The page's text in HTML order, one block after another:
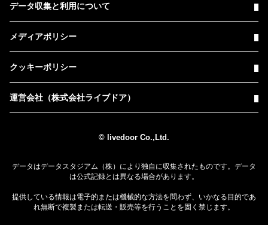
データ収集と利用について
メディアポリシー
クッキーポリシー
運営会社（株式会社ライブドア）
© livedoor Co.,Ltd.
データはデータスタジアム（株）により独自に収集されたものです。データ
は公式記録とは異なる場合があります。
提供している情報は電子的または機械的な方法を問わず、いかなる目的であ
れ無断で複製または転送・販売等を行うことを固く禁じます。